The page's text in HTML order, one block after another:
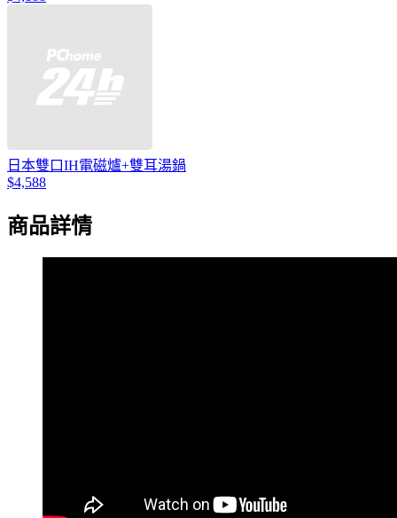
日本雙口IH電磁爐+雙耳湯鍋
$4,588
商品詳情